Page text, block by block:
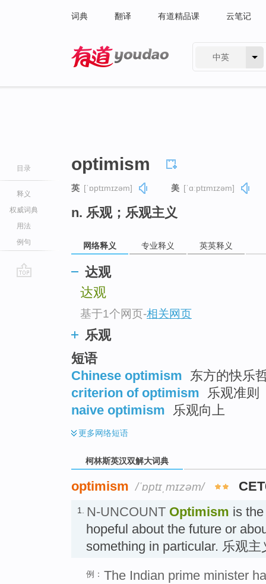
词典 翻译 有道精品课 云笔记
中英
目录
释义
权威词典
用法
例句
optimism
英 [ˈɒptɪmɪzəm] 美 [ˈɑːptɪmɪzəm]
n. 乐观；乐观主义
网络释义 专业释义 英英释义
达观
达观
基于1个网页-相关网页
乐观
短语
Chinese optimism 东方的快乐
criterion of optimism
乐观准则
naive optimism
乐观向上
更多网络短语
柯林斯英汉双解大词典
optimism /ˈɒptɪˌmɪzəm/
1. N-UNCOUNT Optimism is
hopeful about the future or
something in particular. 乐观主
例： The Indian prime minister